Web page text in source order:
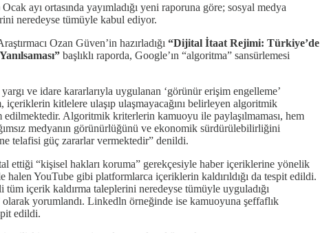
ayı ortasında yayımladığı yeni raporuna göre; sosyal medya
neredeyse tümüyle kabul ediyor.
Ozan Güven’in hazırladığı “Dijital İtaat Rejimi: Türkiye’de
başlıklı raporda, Google’ın “algoritma” sansürlemesi
ve idare kararlarıyla uygulanan ‘görünür erişim engelleme’
kitlelere ulaşıp ulaşmayacağını belirleyen algoritmik
Algoritmik kriterlerin kamuoyu ile paylaşılmaması, hem
medyanın görünürlüğünü ve ekonomik sürdürülebilirliğini
telafisi güç zararlar vermektedir” denildi.
ettiği “kişisel hakları koruma” gerekçesiyle haber içeriklerine yönelik
halen YouTube gibi platformlarca içeriklerin kaldırıldığı da tespit edildi.
içerik kaldırma taleplerini neredeyse tümüyle uyguladığı
yorumlandı. Linkedln örneğinde ise kamuoyuna şeffaflık
edildi.